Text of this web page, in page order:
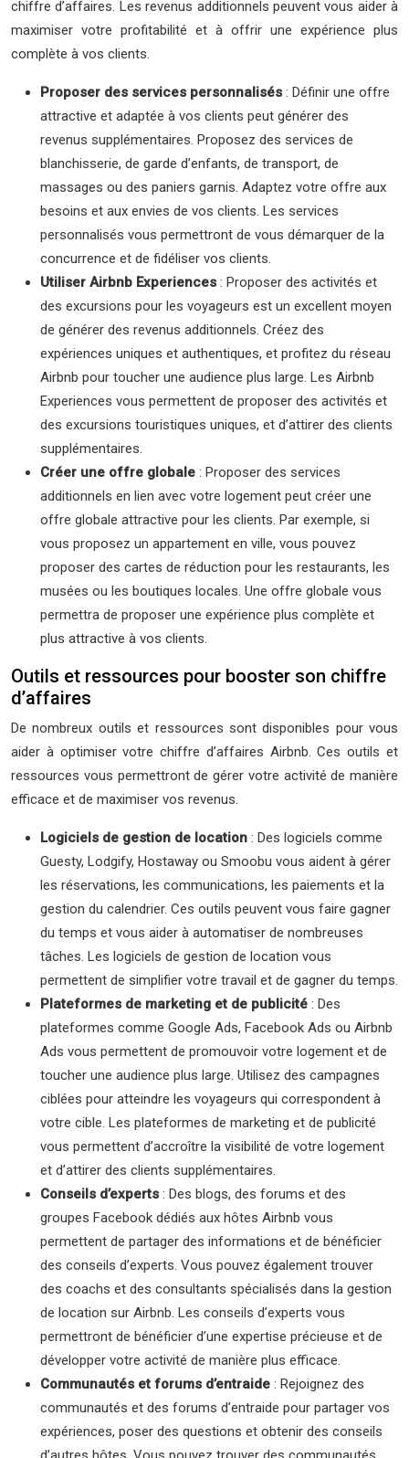
chiffre d’affaires. Les revenus additionnels peuvent vous aider à
maximiser votre profitabilité et à offrir une expérience plus
complète à vos clients.
Proposer des services personnalisés : Définir une offre
attractive et adaptée à vos clients peut générer des
revenus supplémentaires. Proposez des services de
blanchisserie, de garde d’enfants, de transport, de
massages ou des paniers garnis. Adaptez votre offre aux
besoins et aux envies de vos clients. Les services
personnalisés vous permettront de vous démarquer de la
concurrence et de fidéliser vos clients.
Utiliser Airbnb Experiences : Proposer des activités et
des excursions pour les voyageurs est un excellent moyen
de générer des revenus additionnels. Créez des
expériences uniques et authentiques, et profitez du réseau
Airbnb pour toucher une audience plus large. Les Airbnb
Experiences vous permettent de proposer des activités et
des excursions touristiques uniques, et d’attirer des clients
supplémentaires.
Créer une offre globale : Proposer des services
additionnels en lien avec votre logement peut créer une
offre globale attractive pour les clients. Par exemple, si
vous proposez un appartement en ville, vous pouvez
proposer des cartes de réduction pour les restaurants, les
musées ou les boutiques locales. Une offre globale vous
permettra de proposer une expérience plus complète et
plus attractive à vos clients.
Outils et ressources pour booster son chiffre
d’affaires
De nombreux outils et ressources sont disponibles pour vous
aider à optimiser votre chiffre d’affaires Airbnb. Ces outils et
ressources vous permettront de gérer votre activité de manière
efficace et de maximiser vos revenus.
Logiciels de gestion de location : Des logiciels comme
Guesty, Lodgify, Hostaway ou Smoobu vous aident à gérer
les réservations, les communications, les paiements et la
gestion du calendrier. Ces outils peuvent vous faire gagner
du temps et vous aider à automatiser de nombreuses
tâches. Les logiciels de gestion de location vous
permettent de simplifier votre travail et de gagner du temps.
Plateformes de marketing et de publicité : Des
plateformes comme Google Ads, Facebook Ads ou Airbnb
Ads vous permettent de promouvoir votre logement et de
toucher une audience plus large. Utilisez des campagnes
ciblées pour atteindre les voyageurs qui correspondent à
votre cible. Les plateformes de marketing et de publicité
vous permettent d’accroître la visibilité de votre logement
et d’attirer des clients supplémentaires.
Conseils d’experts : Des blogs, des forums et des
groupes Facebook dédiés aux hôtes Airbnb vous
permettent de partager des informations et de bénéficier
des conseils d’experts. Vous pouvez également trouver
des coachs et des consultants spécialisés dans la gestion
de location sur Airbnb. Les conseils d’experts vous
permettront de bénéficier d’une expertise précieuse et de
développer votre activité de manière plus efficace.
Communautés et forums d’entraide : Rejoignez des
communautés et des forums d’entraide pour partager vos
expériences, poser des questions et obtenir des conseils